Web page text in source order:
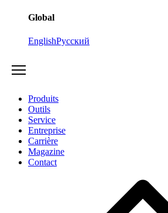
Global
EnglishРусский
Produits
Outils
Service
Entreprise
Carrière
Magazine
Contact